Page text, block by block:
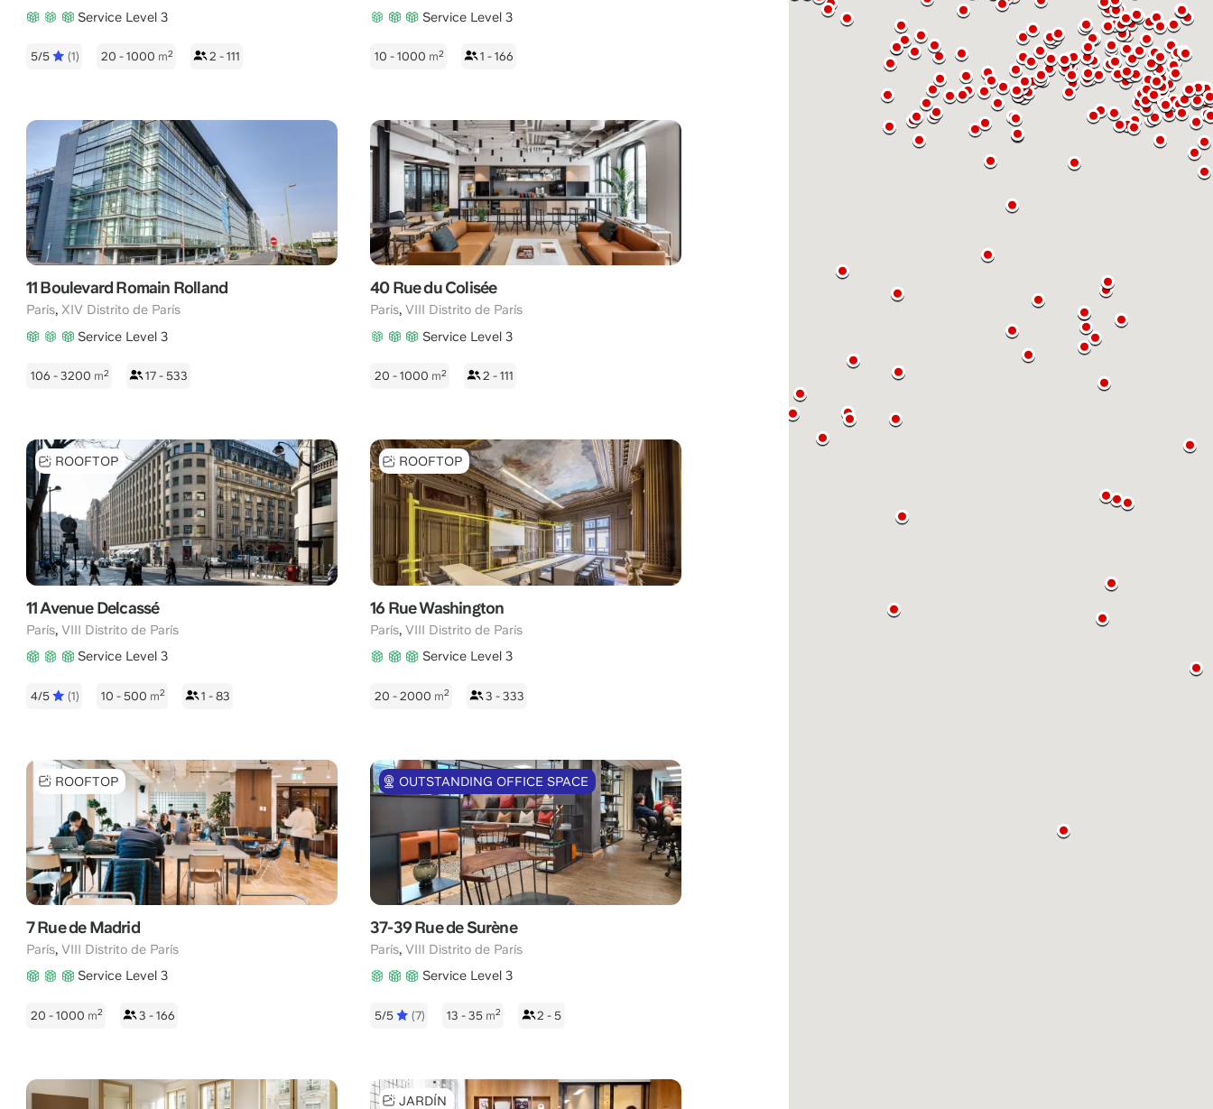
Service Level 3
5/5 (1) 20 - 1000 m2 2 - 111
Service Level 3
10 - 1000 m2 1 - 166
11 Boulevard Romain Rolland
París, XIV Distrito de París
Service Level 3
106 - 3200 m2 17 - 533
40 Rue du Colisée
París, VIII Distrito de París
Service Level 3
20 - 1000 m2 2 - 111
ROOFTOP
11 Avenue Delcassé
París, VIII Distrito de París
Service Level 3
4/5 (1) 10 - 500 m2 1 - 83
ROOFTOP
16 Rue Washington
París, VIII Distrito de París
Service Level 3
20 - 2000 m2 3 - 333
ROOFTOP
7 Rue de Madrid
París, VIII Distrito de París
Service Level 3
20 - 1000 m2 3 - 166
OUTSTANDING OFFICE SPACE
37-39 Rue de Surène
París, VIII Distrito de París
Service Level 3
5/5 (7) 13 - 35 m2 2 - 5
JARDÍN